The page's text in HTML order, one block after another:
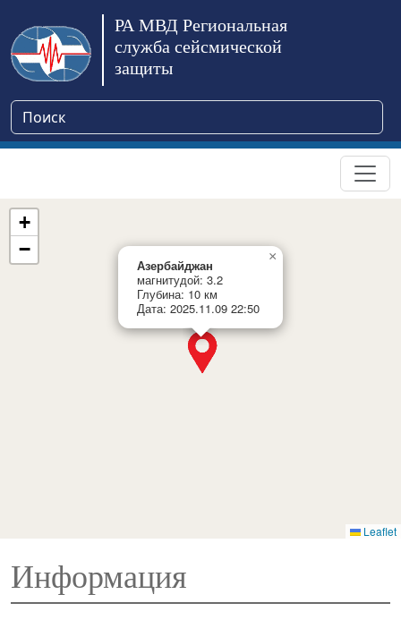
РА МВД Региональная
служба сейсмической
защиты
Азербайджан
магнитудой: 3.2
Глубина: 10 км
Дата: 2025.11.09 22:50
×
+
−
Leaflet
Информация